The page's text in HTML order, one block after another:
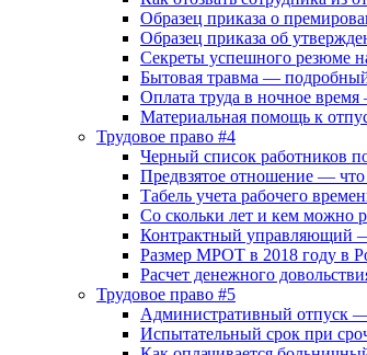
Образец приказа о
Образец приказа об
Секреты успешного резюме
Бытовая травма —
Оплата труда в ночное
Материальная помощь к
Трудовое право #4
Черный список работников
Предвзятое отношение — что
Табель учета рабочего
Со скольки лет и кем можно
Контрактный управляющий
Размер МРОТ в 2018 году в
Расчет денежного
Трудовое право #5
Административный отпуск
Испытательный срок при